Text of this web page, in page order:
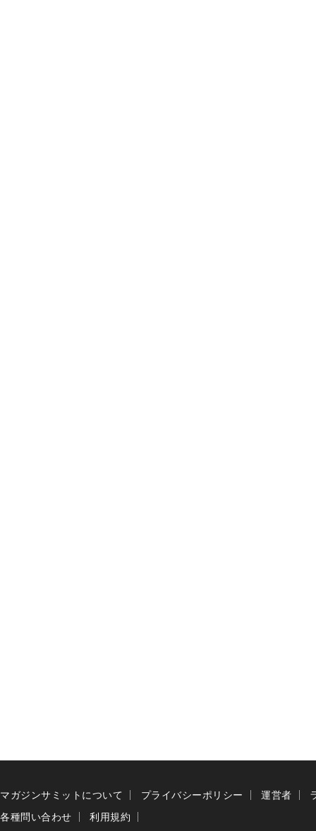
マガジンサミットについて プライバシーポリシー 運営者
各種問い合わせ
利用規約